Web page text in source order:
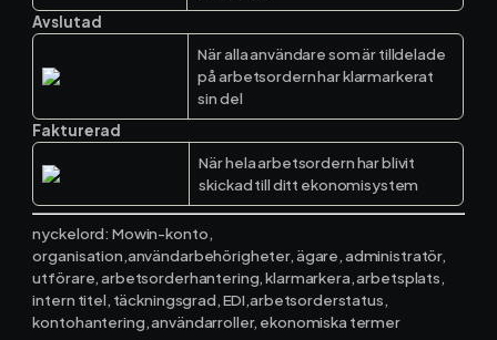
Avslutad
När alla användare som är tilldelade
på arbetsordern har klarmarkerat
sin del
Fakturerad
När hela arbetsordern har blivit
skickad till ditt ekonomisystem
nyckelord: Mowin-konto,
organisation,användarbehörigheter, ägare, administratör,
utförare, arbetsorderhantering, klarmarkera, arbetsplats,
intern titel, täckningsgrad, EDI,arbetsorderstatus,
kontohantering, användarroller, ekonomiska termer